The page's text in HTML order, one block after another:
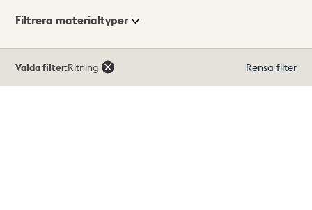
Visningsläge
Filtrera materialtyper
träffar
Valda filter:Ritning Rensa filter